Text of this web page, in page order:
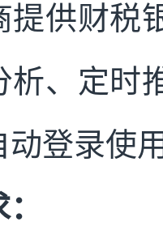
提供财税
析、定时
动登录使